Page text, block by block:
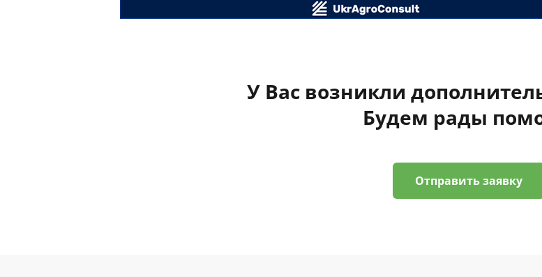
У Вас возникли
Будем рады
Отправить заявку